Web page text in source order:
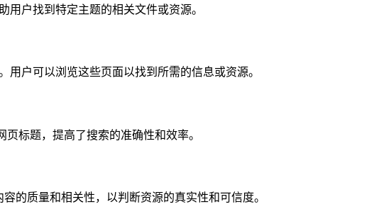
用户找到特定主题的相关文件或资源。
用户可以浏览这些页面以找到所需的信息或资源。
标题，提高了搜索的准确性和效率。
的质量和相关性，以判断资源的真实性和可信度。